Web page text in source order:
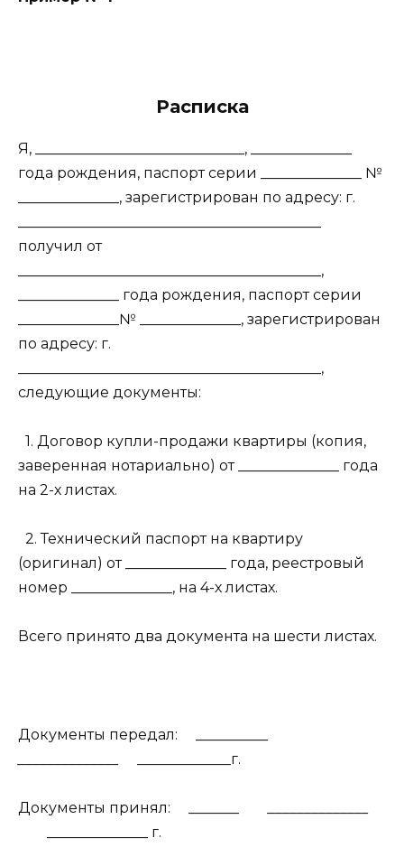
Расписка
Я, _____________________________, ______________
года рождения, паспорт серии ______________ №
______________, зарегистрирован по адресу: г.
получил от
__________________________________________,
______________ года рождения, паспорт серии
______________№ ______________, зарегистрирован
по адресу: г.
__________________________________________,
следующие документы:
1. Договор купли-продажи квартиры (копия,
заверенная нотариально) от ______________ года
на 2-х листах.
2. Технический паспорт на квартиру
(оригинал) от ______________ года, реестровый
номер ______________, на 4-х листах.
Всего принято два документа на шести листах.
Документы передал:
_____________г.
Документы принял:
______________ г.